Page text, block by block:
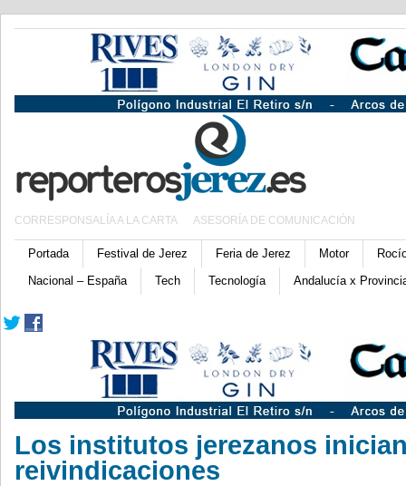
CORRESPONSALÍA A LA CARTA ASESORÍA DE COMUNICACIÓN
Portada Festival de Jerez Feria de Jerez Motor
Nacional – España
Tech Tecnología Andalucía x
Los institutos jerezanos
reivindicaciones